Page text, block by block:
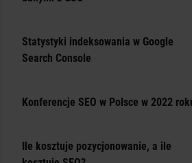
Statystyki indeksowania w Google
Search Console
Konferencje SEO w Polsce w 2022
Ile kosztuje pozycjonowanie, a ile